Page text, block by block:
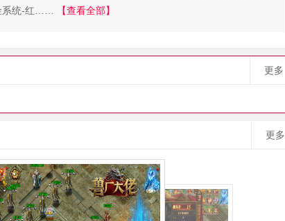
系统-红……
【查看全部】
更多
更多